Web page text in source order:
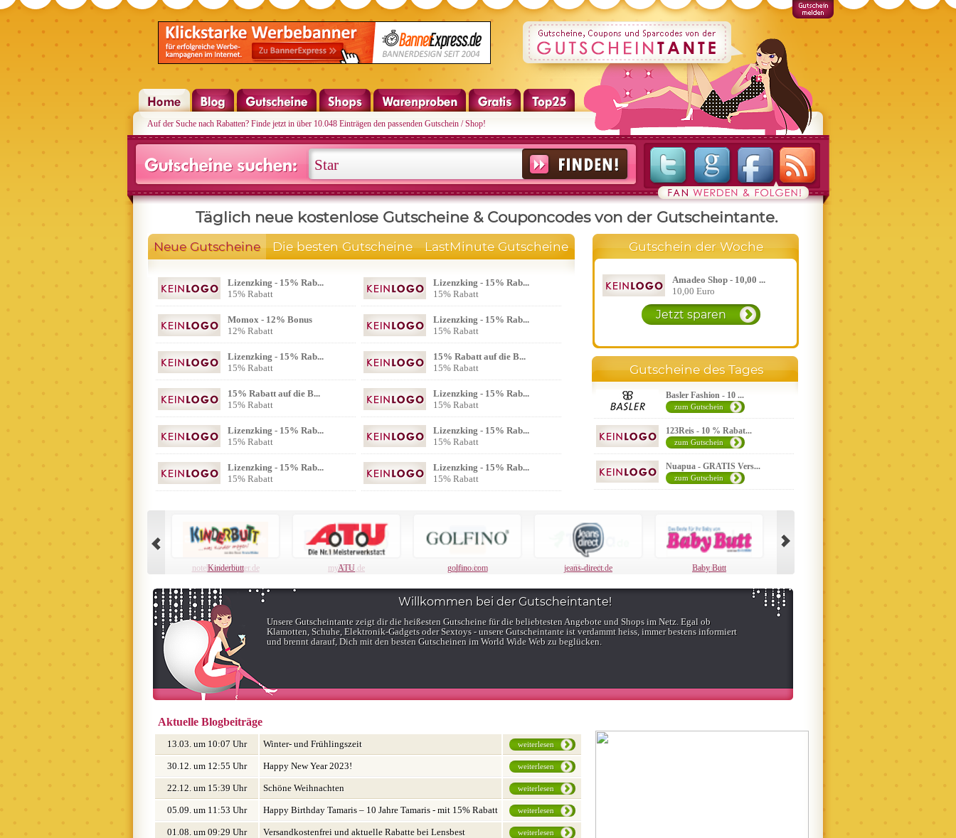
Auf der Suche nach Rabatten? Finde jetzt in über 10.048 Einträgen den passenden Gutschein / Shop!
Täglich neue kostenlose Gutscheine & Couponcodes von der Gutscheintante.
Neue Gutscheine Die besten Gutscheine LastMinute Gutscheine
Lizenzking - 15% Rab...
15% Rabatt
Lizenzking - 15% Rab...
15% Rabatt
Momox - 12% Bonus
12% Rabatt
Lizenzking - 15% Rab...
15% Rabatt
Lizenzking - 15% Rab...
15% Rabatt
15% Rabatt auf die B...
15% Rabatt
15% Rabatt auf die B...
15% Rabatt
Lizenzking - 15% Rab...
15% Rabatt
Lizenzking - 15% Rab...
15% Rabatt
Lizenzking - 15% Rab...
15% Rabatt
Lizenzking - 15% Rab...
15% Rabatt
Lizenzking - 15% Rab...
15% Rabatt
Gutschein der Woche
Amadeo Shop - 10,00 ...
10,00 Euro
Jetzt sparen
Gutscheine des Tages
Basler Fashion - 10 ...
zum Gutschein
123Reis - 10 % Rabat...
zum Gutschein
Nuapua - GRATIS Vers...
zum Gutschein
Kinderbutt ATU golfino.com jeans-direct.de Baby Butt
Willkommen bei der Gutscheintante!
Unsere Gutscheintante zeigt dir die heißesten Gutscheine für die beliebtesten Angebote und Shops im Netz. Egal ob
Klamotten, Schuhe, Elektronik-Gadgets oder Sextoys - unsere Gutscheintante ist verdammt heiss, immer bestens informiert
und brennt darauf, Dich mit den besten Gutscheinen im World Wide Web zu beglücken.
Aktuelle Blogbeiträge
13.03. um 10:07 Uhr Winter- und Frühlingszeit weiterlesen
30.12. um 12:55 Uhr Happy New Year 2023! weiterlesen
22.12. um 15:39 Uhr Schöne Weihnachten weiterlesen
05.09. um 11:53 Uhr
Happy Birthday Tamaris – 10 Jahre Tamaris - mit 15% Rabatt
für euch
weiterlesen
01.08. um 09:29 Uhr Versandkostenfrei und aktuelle Rabatte bei Lensbest weiterlesen